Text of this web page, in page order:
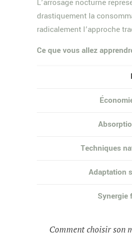
L’arrosage nocturne
drastiquement la
radicalement l’approche
Ce que vous allez
Techniques
Adaptation
Synergie
Comment choisir son